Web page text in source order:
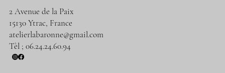
2 Avenue de la Paix
15130 Ytrac, France
atelierlabaronne@gmail.com
Tèl ; 06.24.24.60.94